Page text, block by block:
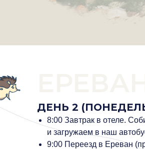
ДЕНЬ 2
8:00 Завтрак в отеле.
и загружаем в наш
9:00 Переезд в Ереван